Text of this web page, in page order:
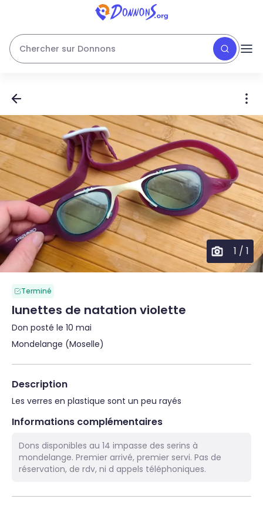
Chercher sur Donnons
1 / 1
Terminé
lunettes de natation violette
Don posté le 10 mai
Mondelange (Moselle)
Description
Les verres en plastique sont un peu rayés
Informations complémentaires
Dons disponibles au 14 impasse des serins à
mondelange. Premier arrivé, premier servi. Pas de
réservation, de rdv, ni d appels téléphoniques.